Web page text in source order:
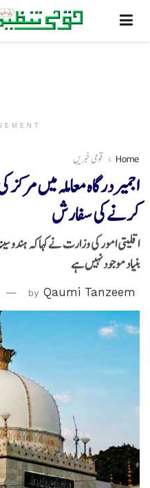
Home قومی خبریں
اجمیردرگاہ معاملہ میں
کرنے کی سفارش
اقلیتی امور کی وزارت نےکہاکہ ہندو
بنیاد موجود نہیں ہے
by Qaumi Tanzeem